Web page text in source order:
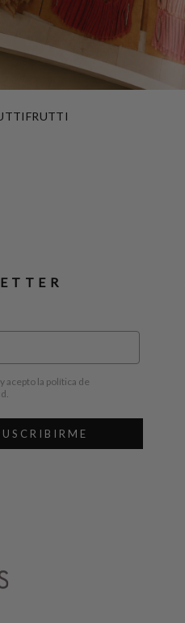
acepto la política de